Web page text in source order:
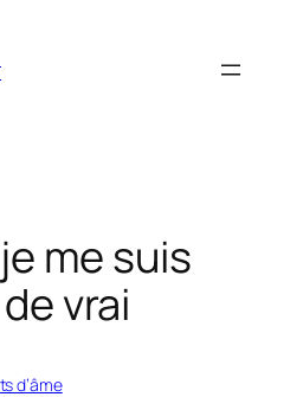
me suis
vrai
d’âme